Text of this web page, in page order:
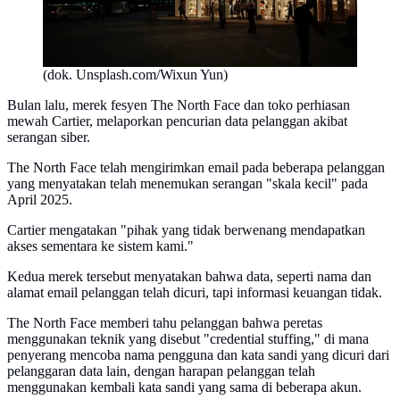
(dok. Unsplash.com/Wixun Yun)
Bulan lalu, merek fesyen The North Face dan toko perhiasan
mewah Cartier, melaporkan pencurian data pelanggan akibat
serangan siber.
The North Face telah mengirimkan email pada beberapa pelanggan
yang menyatakan telah menemukan serangan "skala kecil" pada
April 2025.
Cartier mengatakan "pihak yang tidak berwenang mendapatkan
akses sementara ke sistem kami."
Kedua merek tersebut menyatakan bahwa data, seperti nama dan
alamat email pelanggan telah dicuri, tapi informasi keuangan tidak.
The North Face memberi tahu pelanggan bahwa peretas
menggunakan teknik yang disebut "credential stuffing," di mana
penyerang mencoba nama pengguna dan kata sandi yang dicuri dari
pelanggaran data lain, dengan harapan pelanggan telah
menggunakan kembali kata sandi yang sama di beberapa akun.